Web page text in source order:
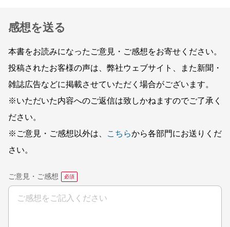
感想を送る
本書をお読みになったご意見・ご感想をお寄せください。
投稿されたお客様の声は、弊社ウェブサイト、また新聞・
雑誌広告などに掲載させていただく場合がございます。
※いただいた内容へのご返信は致しかねますのでご了承く
ださい。
※ご意見・ご感想以外は、
こちらから各部門にお送りくだ
さい。
ご意見・ご感想